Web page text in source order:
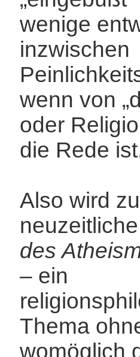
wenige
inzwischen
wenn von
oder
die Rede
Also wird
neuzeitliche
des
‒ ein
Thema
womöglich